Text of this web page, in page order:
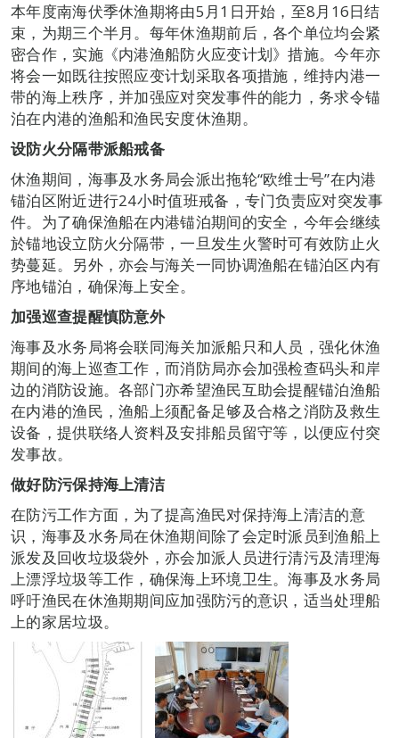
本年度南海伏季休渔期将由5月1日开始，至8月16日结
束，为期三个半月。每年休渔期前后，各个单位均会紧
密合作，实施《内港渔船防火应变计划》措施。今年亦
将会一如既往按照应变计划采取各项措施，维持内港一
带的海上秩序，并加强应对突发事件的能力，务求令锚
泊在内港的渔船和渔民安度休渔期。
设防火分隔带派船戒备
休渔期间，海事及水务局会派出拖轮“欧维士号”在内港
锚泊区附近进行24小时值班戒备，专门负责应对突发事
件。为了确保渔船在内港锚泊期间的安全，今年会继续
於锚地设立防火分隔带，一旦发生火警时可有效防止火
势蔓延。另外，亦会与海关一同协调渔船在锚泊区内有
序地锚泊，确保海上安全。
加强巡查提醒慎防意外
海事及水务局将会联同海关加派船只和人员，强化休渔
期间的海上巡查工作，而消防局亦会加强检查码头和岸
边的消防设施。各部门亦希望渔民互助会提醒锚泊渔船
在内港的渔民，渔船上须配备足够及合格之消防及救生
设备，提供联络人资料及安排船员留守等，以便应付突
发事故。
做好防污保持海上清洁
在防污工作方面，为了提高渔民对保持海上清洁的意
识，海事及水务局在休渔期间除了会定时派员到渔船上
派发及回收垃圾袋外，亦会加派人员进行清污及清理海
上漂浮垃圾等工作，确保海上环境卫生。海事及水务局
呼吁渔民在休渔期期间应加强防污的意识，适当处理船
上的家居垃圾。